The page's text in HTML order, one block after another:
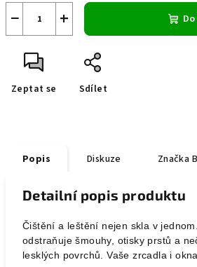
+
−
Zeptat se Sdílet
Popis Diskuze Značka
Detailní popis produktu
Čištění a leštění nejen skla v
odstraňuje šmouhy, otisky prstů a
lesklých povrchů. Vaše zrcadla i